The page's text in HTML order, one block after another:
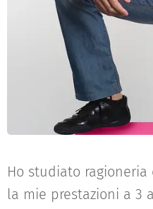
Ho studiato
la mie prestazioni a 3